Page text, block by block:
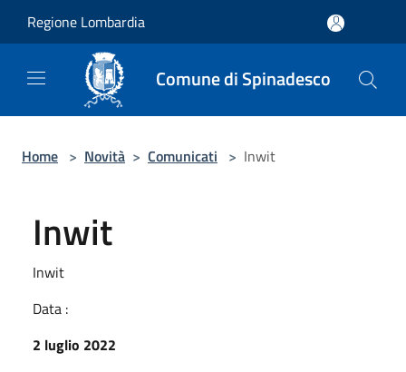
Regione Lombardia
Comune di Spinadesco
Home > Novità > Comunicati > Inwit
Inwit
Inwit
Data :
2 luglio 2022